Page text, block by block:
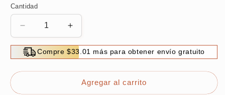
Cantidad
Reducir
cantidad
para
💥
Iron-
Cinta
Aumentar
cantidad
para
💥
Iron-
Cinta
Compre $33.01 más para obtener envío gratuito
Agregar al carrito